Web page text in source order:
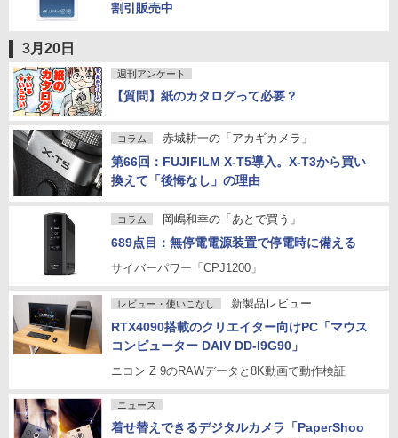
割引販売中
3月20日
週刊アンケート
【質問】紙のカタログって必要？
コラム 赤城耕一の「アカギカメラ」
第66回：FUJIFILM X-T5導入。X-T3から買い
換えて「後悔なし」の理由
コラム 岡嶋和幸の「あとで買う」
689点目：無停電電源装置で停電時に備える
サイバーパワー「CPJ1200」
レビュー・使いこなし 新製品レビュー
RTX4090搭載のクリエイター向けPC「マウス
コンピューター DAIV DD-I9G90」
ニコン Z 9のRAWデータと8K動画で動作検証
ニュース
着せ替えできるデジタルカメラ「PaperShoo